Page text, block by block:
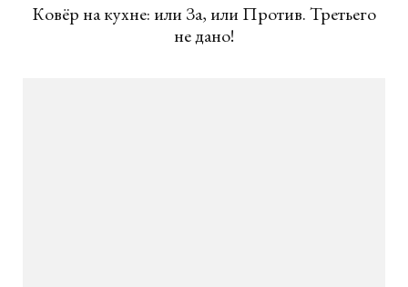
Ковёр на кухне: или За, или Против. Третьего
не дано!